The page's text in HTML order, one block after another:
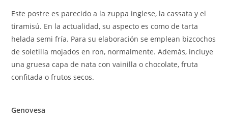
Este postre es parecido a la zuppa inglese, la cassata y el
tiramisú. En la actualidad, su aspecto es como de tarta
helada semi fría. Para su elaboración se emplean bizcochos
de soletilla mojados en ron, normalmente. Además, incluye
una gruesa capa de nata con vainilla o chocolate, fruta
confitada o frutos secos.
Genovesa